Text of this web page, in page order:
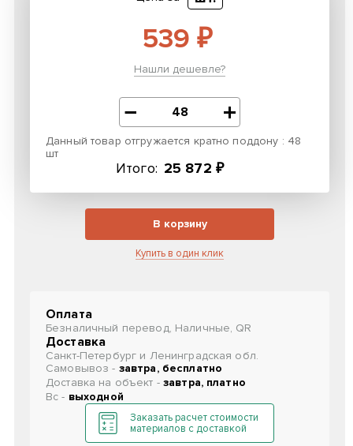
539 ₽
Нашли дешевле?
Данный товар отгружается кратно поддону : 48
шт
Итого: 25 872 ₽
В корзину
Купить в один клик
Оплата
Безналичный перевод, Наличные, QR
Доставка
Санкт-Петербург и Ленинградская обл.
Самовывоз - завтра, бесплатно
Доставка на объект - завтра, платно
Вс - выходной
Заказать расчет стоимости
материалов с доставкой